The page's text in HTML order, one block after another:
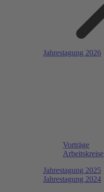
Jahrestagung 2026
Vorträge
Arbeitskreise
Jahrestagung 2025
Jahrestagung 2024